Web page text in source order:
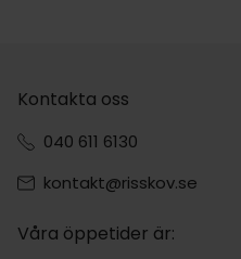
Kontakta oss
040 611 6130
kontakt@risskov.se
Våra öppetider är: